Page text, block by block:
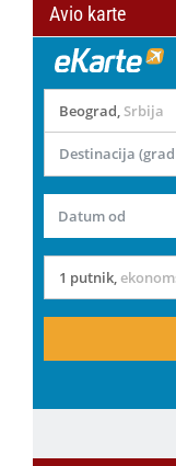
Avio karte
Beograd Srbija
Destinacija
Datum od
1 putnik